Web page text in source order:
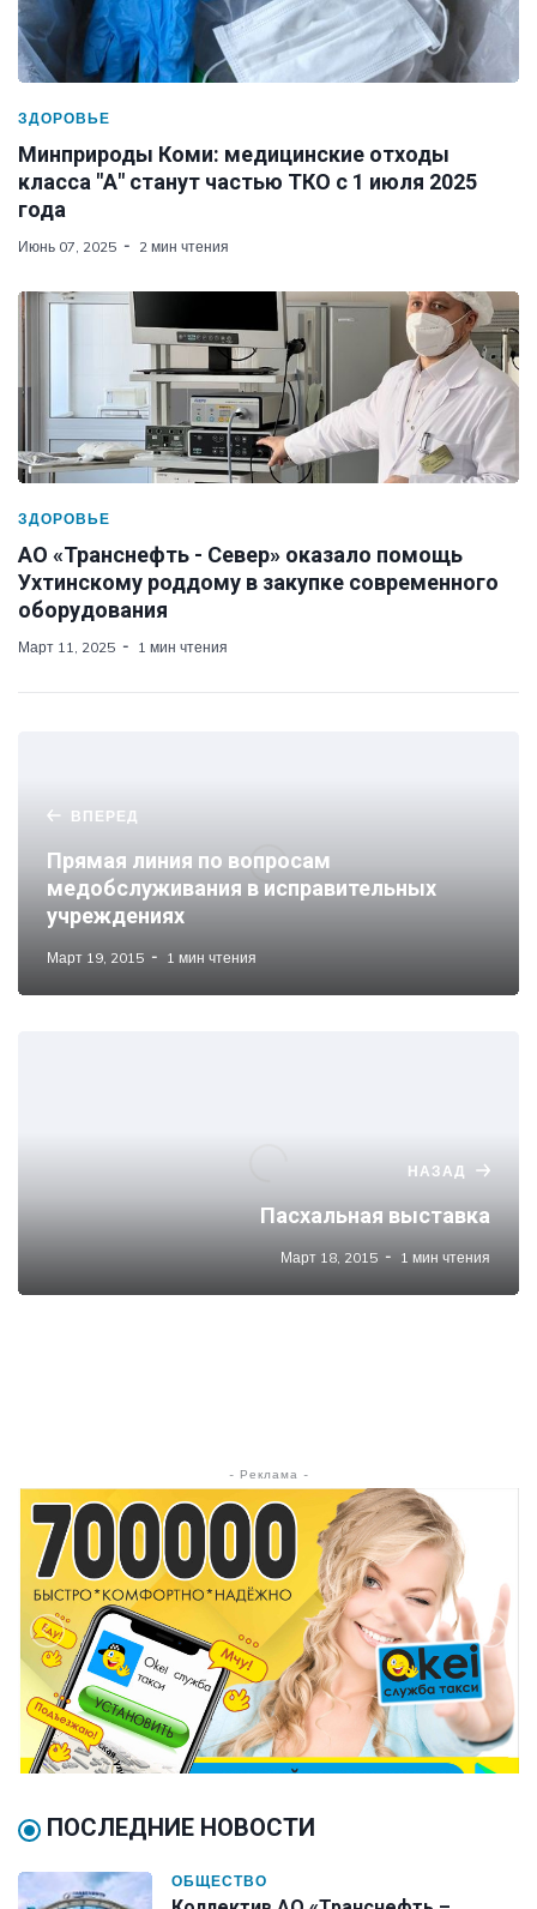
ЗДОРОВЬЕ
Минприроды Коми: медицинские отходы
класса "А" станут частью ТКО с 1 июля 2025
года
Июнь 07, 2025 2 мин чтения
ЗДОРОВЬЕ
АО «Транснефть - Север» оказало помощь
Ухтинскому роддому в закупке современного
оборудования
Март 11, 2025 1 мин чтения
ВПЕРЕД
Прямая линия по вопросам
медобслуживания в исправительных
учреждениях
Март 19, 2015 1 мин чтения
НАЗАД
Пасхальная выставка
Март 18, 2015 1 мин чтения
- Реклама -
ПОСЛЕДНИЕ НОВОСТИ
ОБЩЕСТВО